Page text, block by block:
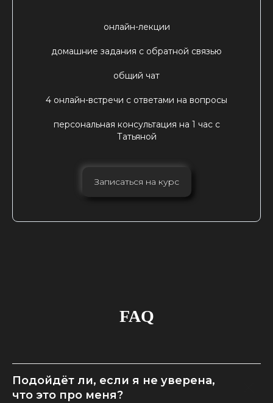
онлайн-лекции
домашние задания с обратной связью
общий чат
4 онлайн-встречи с ответами на вопросы
персональная консультация на 1 час с
Татьяной
Записаться на курс
FAQ
Подойдёт ли, если я не уверена,
что это про меня?